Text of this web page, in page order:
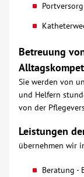
Spenden
Mitmachen
Ausbildung
Betreuung
Sie werden von
und Helfern
von der
Leistungen
übernehmen wir
Beratung -